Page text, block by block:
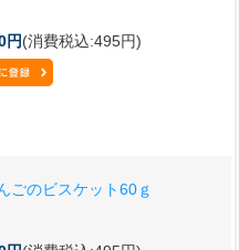
円(消費税込:495円)
のビスケット60ｇ